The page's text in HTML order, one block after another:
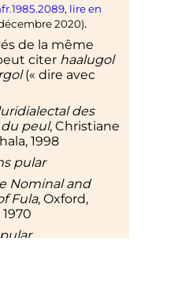
, lire en
2020).
de la même
citer haalugol
(« dire avec
des
du peul, Christiane
1998
pular
Nominal and
Fula, Oxford,